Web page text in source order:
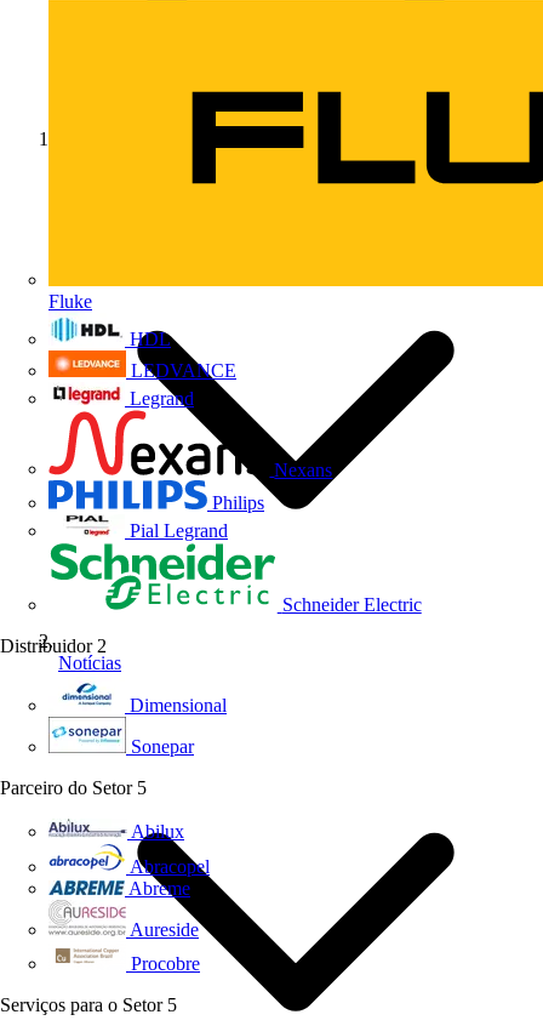
Fluke
HDL
LEDVANCE
Legrand
Nexans
Philips
Pial Legrand
Schneider Electric
Distribuidor 2
Dimensional
Sonepar
Parceiro do Setor 5
Abilux
Abracopel
Abreme
Aureside
Procobre
Serviços para o Setor 5
Notícias